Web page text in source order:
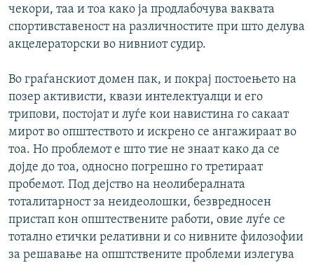
чекори, таа и тоа како ја продлабочува ваквата
спортивставеност на различностите при што делува
акцелераторски во нивниот судир.
Во граѓанскиот домен пак, и покрај постоењето на
позер активисти, квази интелектуалци и его
трипови, постојат и луѓе кои навистина го сакаат
мирот во општеството и искрено се ангажираат во
тоа. Но проблемот е што тие не знаат како да се
дојде до тоа, односно погрешно го третираат
пробемот. Под дејство на неолибералната
тоталитарност за неидеолошки, безвредносен
пристап кон општествените работи, овие луѓе се
тотално етички релативни и со нивните филозофии
за решавање на општствените проблеми излегува